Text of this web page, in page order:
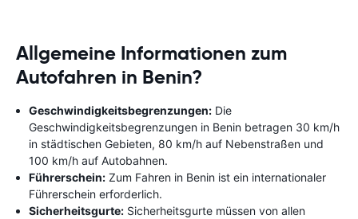
Allgemeine Informationen zum
Autofahren in Benin?
Geschwindigkeitsbegrenzungen: Die
Geschwindigkeitsbegrenzungen in Benin betragen 30 km/h
in städtischen Gebieten, 80 km/h auf Nebenstraßen und
100 km/h auf Autobahnen.
Führerschein: Zum Fahren in Benin ist ein internationaler
Führerschein erforderlich.
Sicherheitsgurte: Sicherheitsgurte müssen von allen